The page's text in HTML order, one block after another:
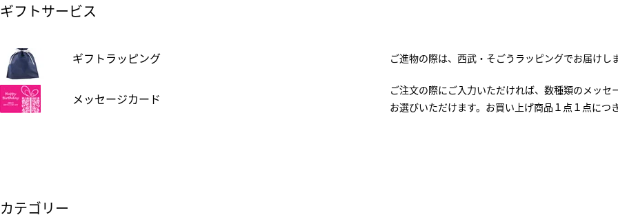
ギフトサービス
ギフトラッピング ご進物の際は、西武・そごうラッピングでお届けし
メッセージカード
ご注文の際にご入力いただければ、数種類のメッセ
お選びいただけます。お買い上げ商品１点１点につ
カテゴリー